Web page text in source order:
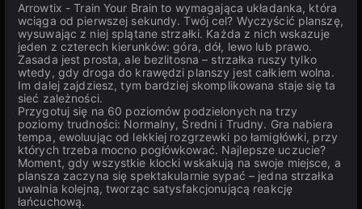
Arrowtix - Train Your Brain to wymagająca układanka, która
wciąga od pierwszej sekundy. Twój cel? Wyczyścić planszę,
wysuwając z niej splątane strzałki. Każda z nich wskazuje
jeden z czterech kierunków: góra, dół, lewo lub prawo.
Zasada jest prosta, ale bezlitosna – strzałka ruszy tylko
wtedy, gdy droga do krawędzi planszy jest całkiem wolna.
Im dalej zajdziesz, tym bardziej skomplikowana staje się ta
sieć zależności.
Przygotuj się na 60 poziomów podzielonych na trzy
poziomy trudności: Normalny, Średni i Trudny. Gra nabiera
tempa, ewoluując od lekkiej rozgrzewki po łamigłówki, przy
których trzeba mocno pogłówkować. Najlepsze uczucie?
Moment, gdy wszystkie klocki wskakują na swoje miejsce, a
plansza zaczyna się spektakularnie sypać – jedna strzałka
uwalnia kolejną, tworząc satysfakcjonującą reakcję
łańcuchową.